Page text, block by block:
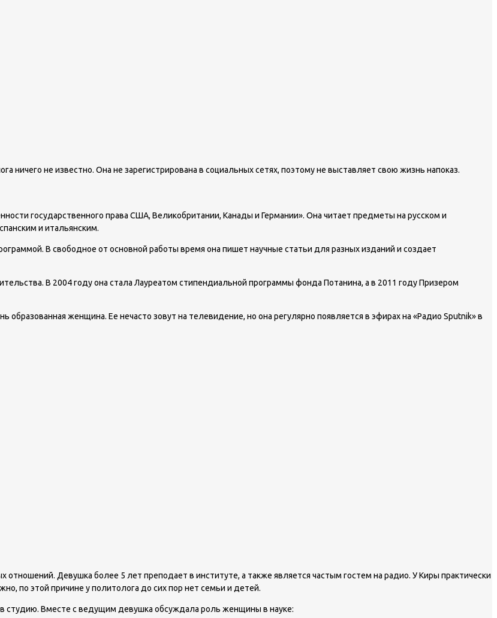
не известно. Она не зарегистрирована в социальных сетях, поэтому не выставляет свою жизнь напоказ.
государственного права США, Великобритании, Канады и Германии». Она читает предметы на русском и
и итальянским.
В свободное от основной работы время она пишет научные статьи для разных изданий и создает
В 2004 году она стала Лауреатом стипендиальной программы фонда Потанина, а в 2011 году Призером
женщина. Ее нечасто зовут на телевидение, но она регулярно появляется в эфирах на «Радио Sputnik» в
Девушка более 5 лет преподает в институте, а также является частым гостем на радио. У Киры практически
по этой причине у политолога до сих пор нет семьи и детей.
студию. Вместе с ведущим девушка обсуждала роль женщины в науке: